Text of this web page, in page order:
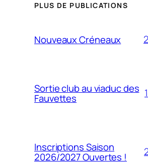
PLUS DE PUBLICATIONS
Nouveaux Créneaux
Sortie club au viaduc des
Fauvettes
Inscriptions Saison
2026/2027 Ouvertes !